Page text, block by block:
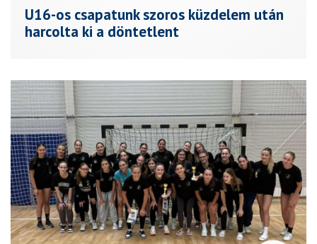
U16-os csapatunk szoros küzdelem után
harcolta ki a döntetlent